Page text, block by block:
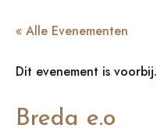
« Alle Evenementen
Dit evenement is voorbij.
Breda e.o